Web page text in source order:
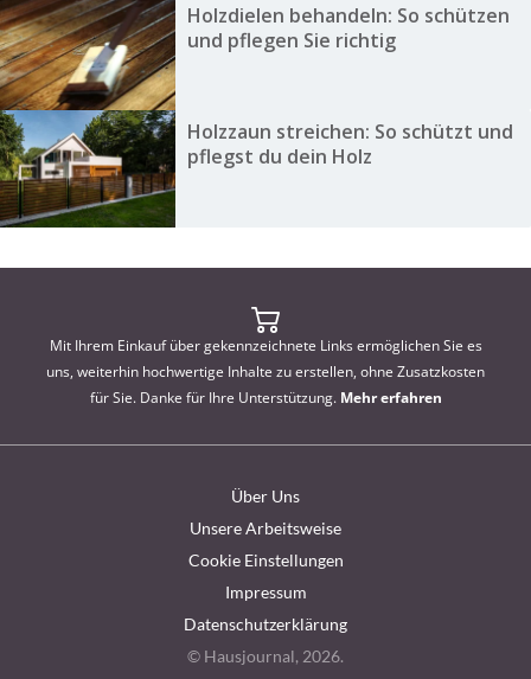
Holzdielen behandeln: So schützen
und pflegen Sie richtig
Holzzaun streichen: So schützt und
pflegst du dein Holz
Mit Ihrem Einkauf über gekennzeichnete Links ermöglichen Sie es
uns, weiterhin hochwertige Inhalte zu erstellen, ohne Zusatzkosten
für Sie. Danke für Ihre Unterstützung. Mehr erfahren
Über Uns
Unsere Arbeitsweise
Cookie Einstellungen
Impressum
Datenschutzerklärung
© Hausjournal, 2026.